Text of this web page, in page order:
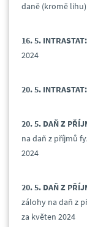
daně (kromě
16. 5. INTRASTAT:
2024
20. 5. INTRASTAT:
20. 5. DAŇ Z
na daň z příjmů
2024
20. 5. DAŇ Z
zálohy na daň z
za květen 2024